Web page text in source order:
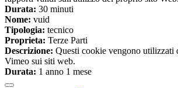
Durata: 30 minuti
Nome: vuid
Tipologia: tecnico
Proprieta: Terze Parti
Descrizione: Questi cookie vengono utilizzati
Vimeo sui siti web.
Durata: 1 anno 1 mese